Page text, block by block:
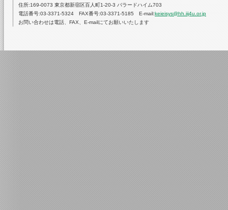
住所:169-0073 東京都新宿区百人町1-20-3 バラードハイム703
電話番号:03-3371-5324 FAX番号:03-3371-5185 E-mail:keieisys@hh.iij4u.or.jp
お問い合わせは電話、FAX、E-mailにてお願いいたします